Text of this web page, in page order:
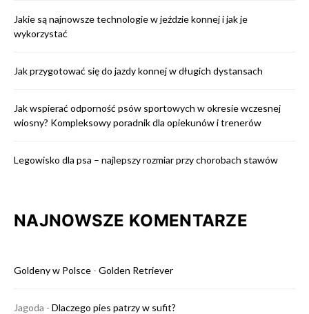
Jakie są najnowsze technologie w jeździe konnej i jak je
wykorzystać
Jak przygotować się do jazdy konnej w długich dystansach
Jak wspierać odporność psów sportowych w okresie wczesnej
wiosny? Kompleksowy poradnik dla opiekunów i trenerów
Legowisko dla psa – najlepszy rozmiar przy chorobach stawów
NAJNOWSZE KOMENTARZE
Goldeny w Polsce - Golden Retriever
Jagoda - Dlaczego pies patrzy w sufit?